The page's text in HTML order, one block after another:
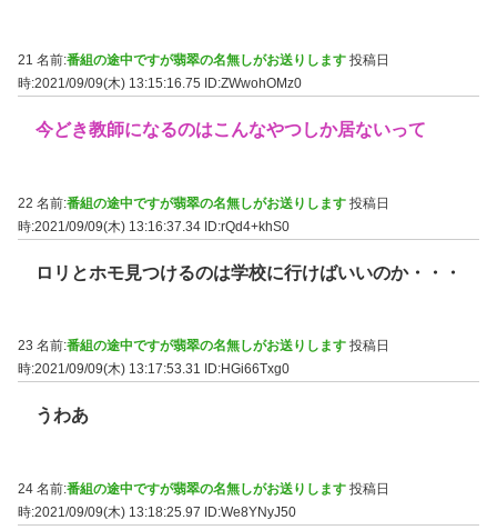
21 名前:番組の途中ですが翡翠の名無しがお送りします 投稿日
時:2021/09/09(木) 13:15:16.75
ID:ZWwohOMz0
今どき教師になるのはこんなやつしか居ないって
22 名前:番組の途中ですが翡翠の名無しがお送りします 投稿日
時:2021/09/09(木) 13:16:37.34 ID:rQd4+khS0
ロリとホモ見つけるのは学校に行けばいいのか・・・
23 名前:番組の途中ですが翡翠の名無しがお送りします 投稿日
時:2021/09/09(木) 13:17:53.31
ID:HGi66Txg0
うわあ
24 名前:番組の途中ですが翡翠の名無しがお送りします 投稿日
時:2021/09/09(木) 13:18:25.97 ID:We8YNyJ50